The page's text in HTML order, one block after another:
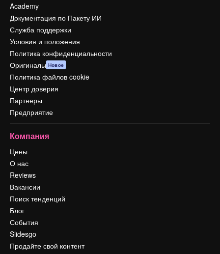
Academy
Документация по Пакету ИИ
Служба поддержки
Условия и положения
Политика конфиденциальности
Оригиналы Новое
Политика файлов cookie
Центр доверия
Партнеры
Предприятие
Компания
Цены
О нас
Reviews
Вакансии
Поиск тенденций
Блог
События
Slidesgo
Продайте свой контент